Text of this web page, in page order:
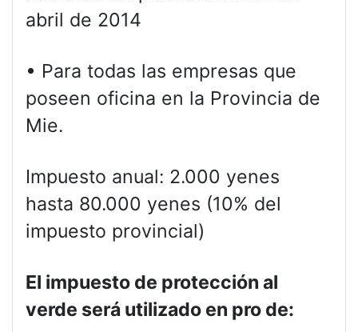
abril de 2014
• Para todas las empresas que
poseen oficina en la Provincia de
Mie.
Impuesto anual: 2.000 yenes
hasta 80.000 yenes (10% del
impuesto provincial)
El impuesto de protección al
verde será utilizado en pro de: